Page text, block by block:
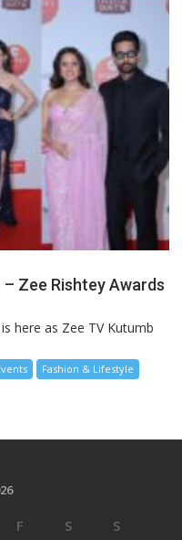
Zee Rishtey Awards
here as Zee TV Kutumb
Fashion & Lifestyle
F S
S